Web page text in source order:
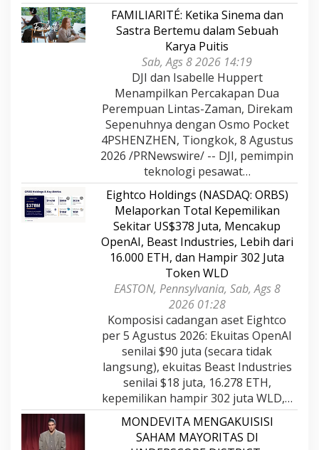
FAMILIARITÉ: Ketika Sinema dan
Sastra Bertemu dalam Sebuah
Karya Puitis
Sab, Ags 8 2026 14:19
DJI dan Isabelle Huppert
Menampilkan Percakapan Dua
Perempuan Lintas-Zaman, Direkam
Sepenuhnya dengan Osmo Pocket
4PSHENZHEN, Tiongkok, 8 Agustus
2026 /PRNewswire/ -- DJI, pemimpin
teknologi pesawat…
Eightco Holdings (NASDAQ: ORBS)
Melaporkan Total Kepemilikan
Sekitar US$378 Juta, Mencakup
OpenAI, Beast Industries, Lebih dari
16.000 ETH, dan Hampir 302 Juta
Token WLD
EASTON, Pennsylvania, Sab, Ags 8
2026 01:28
Komposisi cadangan aset Eightco
per 5 Agustus 2026: Ekuitas OpenAI
senilai $90 juta (secara tidak
langsung), ekuitas Beast Industries
senilai $18 juta, 16.278 ETH,
kepemilikan hampir 302 juta WLD,…
MONDEVITA MENGAKUISISI
SAHAM MAYORITAS DI